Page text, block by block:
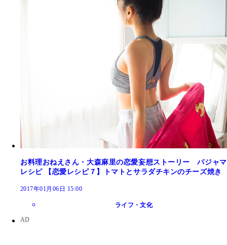
お料理おねえさん・大森麻里の恋愛妄想ストーリー パジャマ
レシピ 【恋愛レシピ７】トマトとサラダチキンのチーズ焼き
2017年01月06日 15:00
ライフ・文化